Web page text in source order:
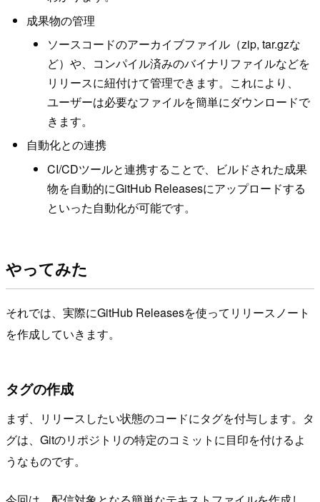
成果物の管理
ソースコードのアーカイブファイル（zip, tar.gzな
ど）や、コンパイル済みのバイナリファイルなどを
リリースに紐付けて管理できます。これにより、
ユーザーは必要なファイルを簡単にダウンロードで
きます。
自動化との連携
CI/CDツールと連携することで、ビルドされた成果
物を自動的にGitHub Releasesにアップロードする
といった自動化が可能です。
やってみた
それでは、実際にGitHub Releasesを使ってリリースノート
を作成していきます。
タグの作成
まず、リリースしたい状態のコードにタグを付与します。タ
グは、Gitのリポジトリの特定のコミットに目印を付けるよ
うなものです。